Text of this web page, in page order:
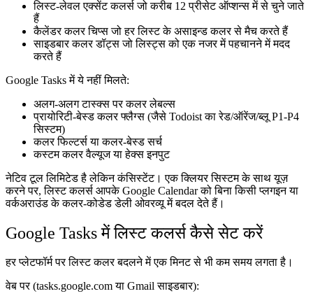
लिस्ट-लेवल एक्सेंट कलर्सजो करीब 12 प्रीसेट ऑप्शन्स में से चुने जाते
हैं
कैलेंडर कलर चिप्सजो हर लिस्ट के असाइन्ड कलर से मैच करते हैं
साइडबार कलर डॉट्सजो लिस्ट्स को एक नजर में पहचानने में मदद
करते हैं
Google Tasks में ये नहीं मिलते:
अलग-अलग टास्क्स पर कलर लेबल्स
प्रायोरिटी-बेस्ड कलर फ्लैग्स (जैसे Todoist का रेड/ऑरेंज/ब्लू P1-P4
सिस्टम)
कलर फिल्टर्स या कलर-बेस्ड सर्च
कस्टम कलर वैल्यूज या हेक्स इनपुट
नेटिव टूल लिमिटेड है लेकिन कंसिस्टेंट। एक क्लियर सिस्टम के साथ यूज़
करने पर, लिस्ट कलर्स आपके Google Calendar को बिना किसी प्लगइन या
वर्कअराउंड के कलर-कोडेड डेली ओवरव्यू में बदल देते हैं।
Google Tasks में लिस्ट कलर्स कैसे सेट करें
हर प्लेटफॉर्म पर लिस्ट कलर बदलने में एक मिनट से भी कम समय लगता है।
वेब पर (tasks.google.com या Gmail साइडबार):